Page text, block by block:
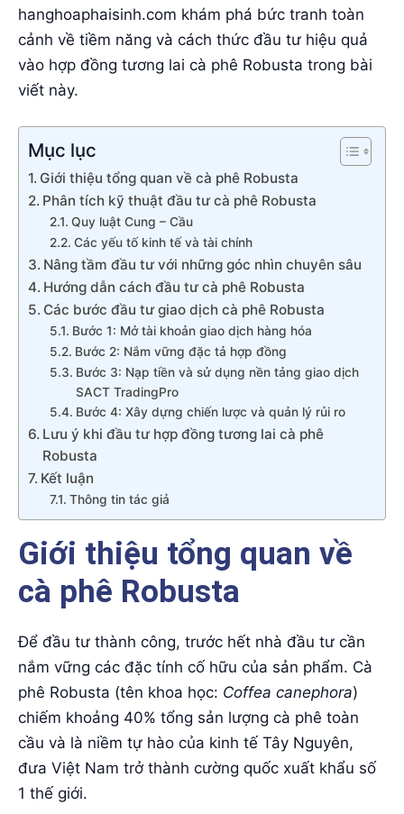
hanghoaphaisinh.com khám phá bức tranh toàn
cảnh về tiềm năng và cách thức đầu tư hiệu quả
vào hợp đồng tương lai cà phê Robusta trong bài
viết này.
Mục lục
Giới thiệu tổng quan về cà phê Robusta
Phân tích kỹ thuật đầu tư cà phê Robusta
Quy luật Cung – Cầu
Các yếu tố kinh tế và tài chính
Nâng tầm đầu tư với những góc nhìn chuyên sâu
Hướng dẫn cách đầu tư cà phê Robusta
Các bước đầu tư giao dịch cà phê Robusta
Bước 1: Mở tài khoản giao dịch hàng hóa
Bước 2: Nắm vững đặc tả hợp đồng
Bước 3: Nạp tiền và sử dụng nền tảng giao dịch
SACT TradingPro
Bước 4: Xây dựng chiến lược và quản lý rủi ro
Lưu ý khi đầu tư hợp đồng tương lai cà phê
Robusta
Kết luận
Thông tin tác giả
Giới thiệu tổng quan về
cà phê Robusta
Để đầu tư thành công, trước hết nhà đầu tư cần
nắm vững các đặc tính cố hữu của sản phẩm. Cà
phê Robusta (tên khoa học: Coffea canephora)
chiếm khoảng 40% tổng sản lượng cà phê toàn
cầu và là niềm tự hào của kinh tế Tây Nguyên,
đưa Việt Nam trở thành cường quốc xuất khẩu số
1 thế giới.